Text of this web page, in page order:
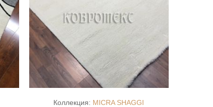
Коллекция: MICRA SHAGGI